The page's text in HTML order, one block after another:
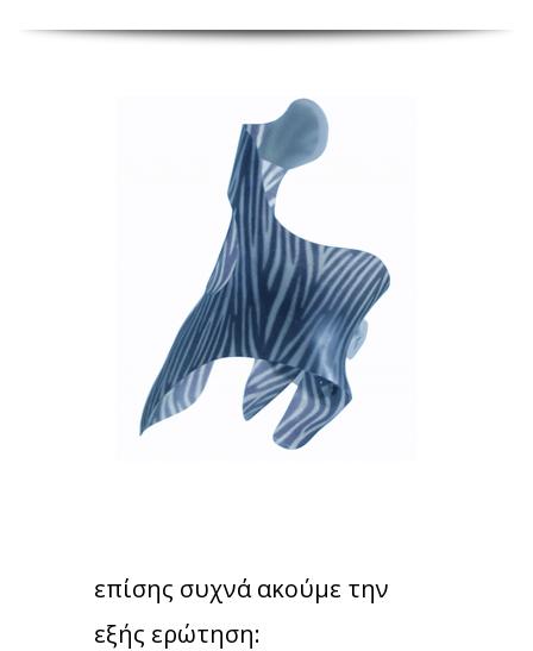
επίσης συχνά ακούμε την
εξής ερώτηση: